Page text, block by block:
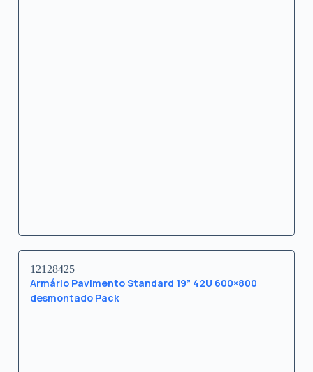
12128425
Armário Pavimento Standard 19” 42U 600×800
desmontado Pack